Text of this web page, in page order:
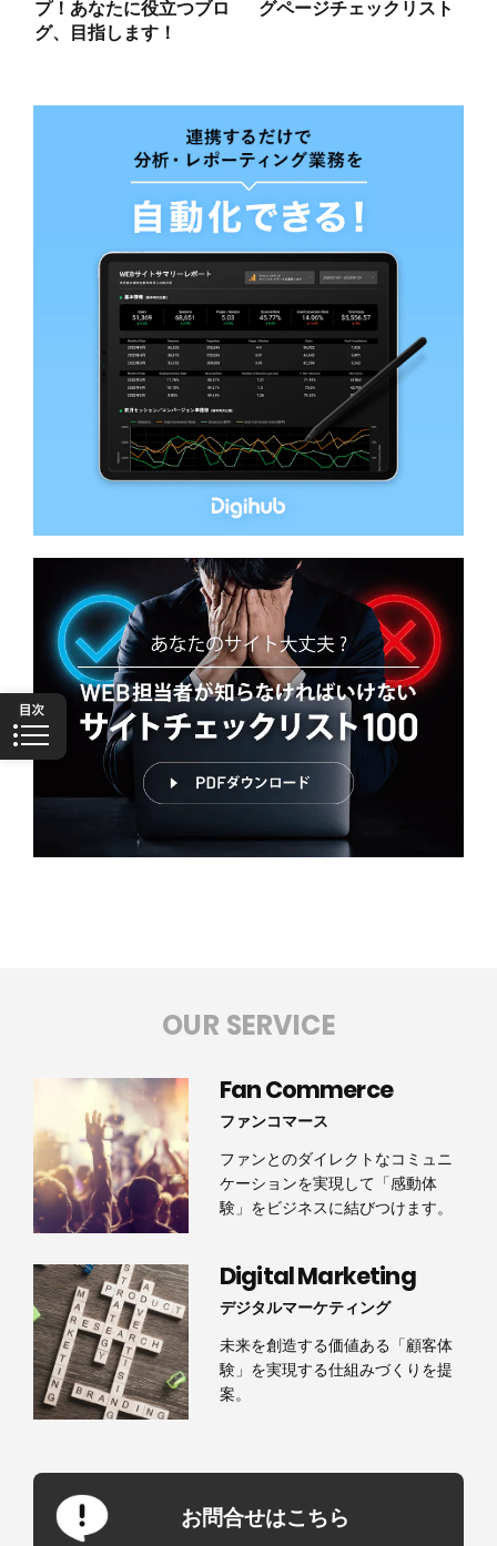
プ！あなたに役立つブロ
グ、目指します！
グページチェックリスト
OUR SERVICE
Fan Commerce
ファンコマース
ファンとのダイレクトなコミュニ
ケーションを実現して「感動体
験」をビジネスに結びつけます。
Digital Marketing
デジタルマーケティング
未来を創造する価値ある「顧客体
験」を実現する仕組みづくりを提
案。
お問合せはこちら